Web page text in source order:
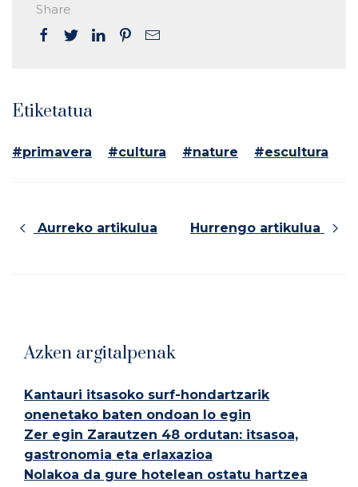
Share
Etiketatua
#primavera #cultura #nature #escultura
Aurreko artikulua Hurrengo artikulua
Azken argitalpenak
Kantauri itsasoko surf-hondartzarik
onenetako baten ondoan lo egin
Zer egin Zarautzen 48 ordutan: itsasoa,
gastronomia eta erlaxazioa
Nolakoa da gure hotelean ostatu hartzea